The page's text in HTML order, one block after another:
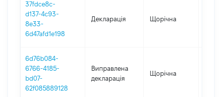
37fdce8c-
d137-4c93-
8e33-
6d47afd1e198
Декларація Щорічна
6d76b084-
6766-4185-
bd07-
62f085889128
Виправлена
декларація
Щорічна